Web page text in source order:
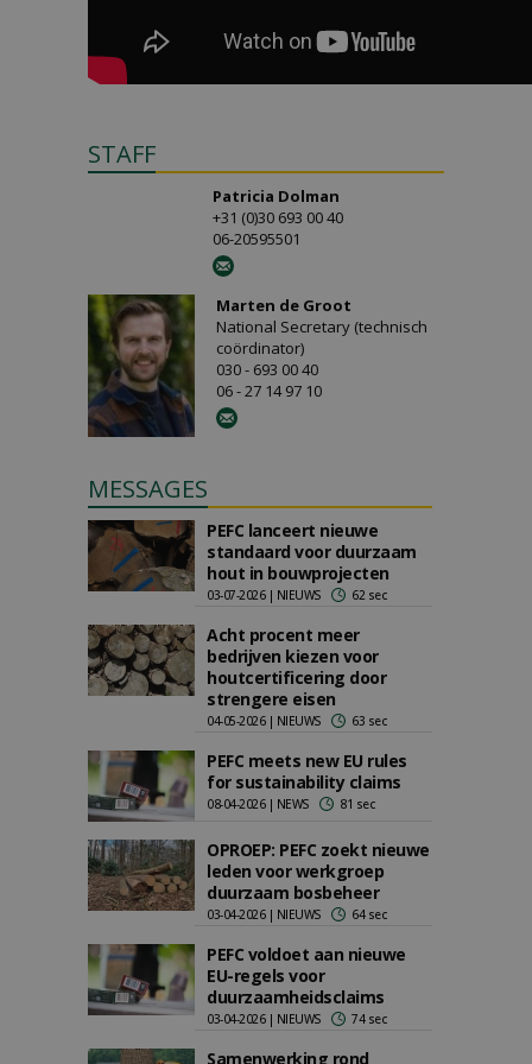
STAFF
Patricia Dolman
+31 (0)30 693 00 40
06-20595501
Marten de Groot
National Secretary (technisch
coördinator)
030 - 693 00 40
06 - 27 14 97 10
MESSAGES
PEFC lanceert nieuwe
standaard voor duurzaam
hout in bouwprojecten
03-07-2026 | NIEUWS 62 sec
Acht procent meer
bedrijven kiezen voor
houtcertificering door
strengere eisen
04-05-2026 | NIEUWS 63 sec
PEFC meets new EU rules
for sustainability claims
08-04-2026 | NEWS 81 sec
OPROEP: PEFC zoekt nieuwe
leden voor werkgroep
duurzaam bosbeheer
03-04-2026 | NIEUWS 64 sec
PEFC voldoet aan nieuwe
EU-regels voor
duurzaamheidsclaims
03-04-2026 | NIEUWS 74 sec
Samenwerking rond